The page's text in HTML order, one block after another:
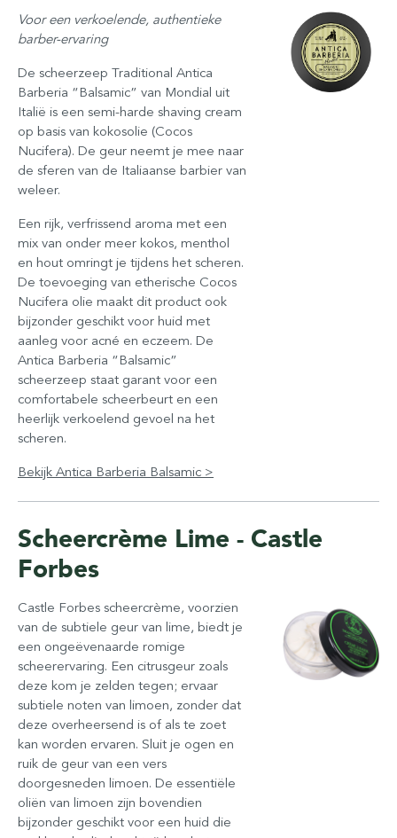
Voor een verkoelende, authentieke
barber-ervaring
De scheerzeep Traditional Antica
Barberia “Balsamic” van Mondial uit
Italië is een semi-harde shaving cream
op basis van kokosolie (Cocos
Nucifera). De geur neemt je mee naar
de sferen van de Italiaanse barbier van
weleer.
Een rijk, verfrissend aroma met een
mix van onder meer kokos, menthol
en hout omringt je tijdens het scheren.
De toevoeging van etherische Cocos
Nucifera olie maakt dit product ook
bijzonder geschikt voor huid met
aanleg voor acné en eczeem. De
Antica Barberia “Balsamic”
scheerzeep staat garant voor een
comfortabele scheerbeurt en een
heerlijk verkoelend gevoel na het
scheren.
Bekijk Antica Barberia Balsamic >
Scheercrème Lime - Castle
Forbes
Castle Forbes scheercrème, voorzien
van de subtiele geur van lime, biedt je
een ongeëvenaarde romige
scheerervaring. Een citrusgeur zoals
deze kom je zelden tegen; ervaar
subtiele noten van limoen, zonder dat
deze overheersend is of als te zoet
kan worden ervaren. Sluit je ogen en
ruik de geur van een vers
doorgesneden limoen. De essentiële
oliën van limoen zijn bovendien
bijzonder geschikt voor een huid die